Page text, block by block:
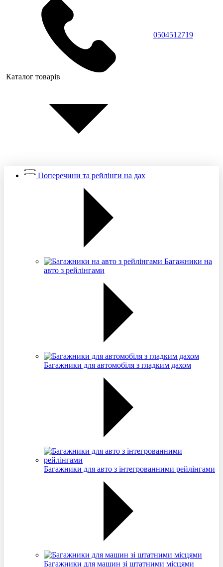
0504512719
Каталог товарів
Поперечини та рейлінги на дах
Багажники на
авто з рейлінгами
Багажники для автомобіля з гладким дахом
Багажники для авто з інтегрованними рейлінгами
Багажники для машин зі штатними місцями